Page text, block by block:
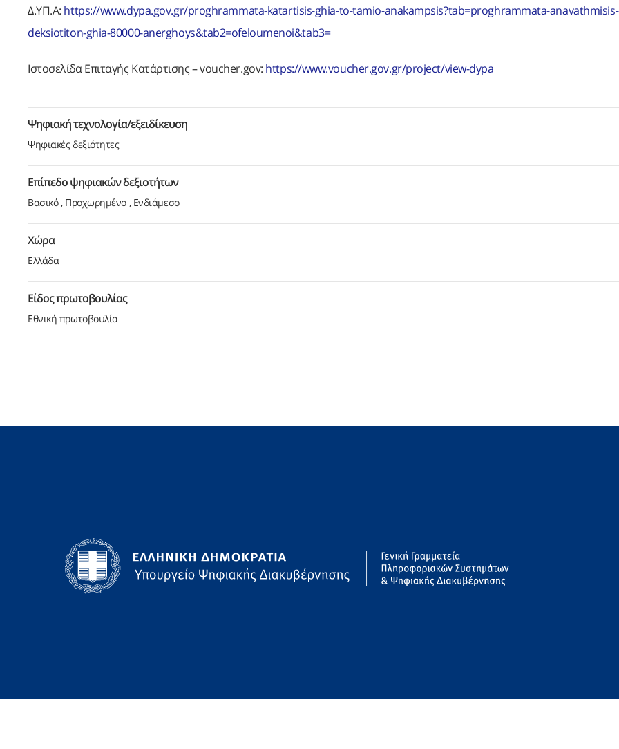
Δ.ΥΠ.Α: https://www.dypa.gov.gr/proghrammata-katartisis-ghia-to-tamio-anakampsis?tab=proghrammata-anavathmisis-
deksiotiton-ghia-80000-anerghoys&tab2=ofeloumenoi&tab3=
Ιστοσελίδα Επιταγής Κατάρτισης – voucher.gov: https://www.voucher.gov.gr/project/view-dypa
Ψηφιακή τεχνολογία/εξειδίκευση
Ψηφιακές δεξιότητες
Επίπεδο ψηφιακών δεξιοτήτων
Βασικό Προχωρημένο Ενδιάμεσο
Χώρα
Ελλάδα
Είδος πρωτοβουλίας
Εθνική πρωτοβουλία